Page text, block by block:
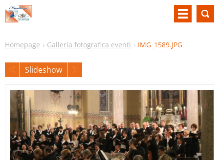
Homepage Galleria fotografica eventi IMG_1589.JPG
Slideshow